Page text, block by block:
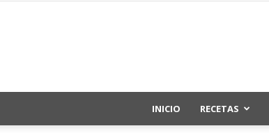
INICIO RECETAS